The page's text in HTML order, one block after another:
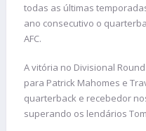
todas as últimas
ano consecutivo o
AFC.
A vitória no Divisional
para Patrick Mahomes e
quarterback e recebedor
superando os lendários